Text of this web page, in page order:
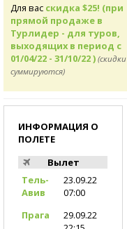
Для вас скидка $25! (при
прямой продаже в
Турлидер - для туров,
выходящих в период с
01/04/22 - 31/10/22 ) (скидки
суммируются)
ИНФОРМАЦИЯ О
ПОЛЕТЕ
Вылет
Тель-
Авив
23.09.22
07:00
Прага
29.09.22